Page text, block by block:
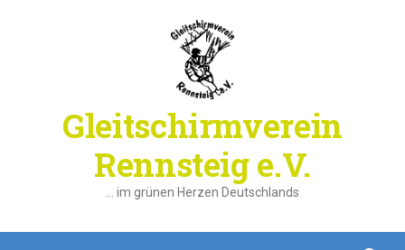
Gleitschirmverein
Rennsteig e.V.
… im grünen Herzen Deutschlands